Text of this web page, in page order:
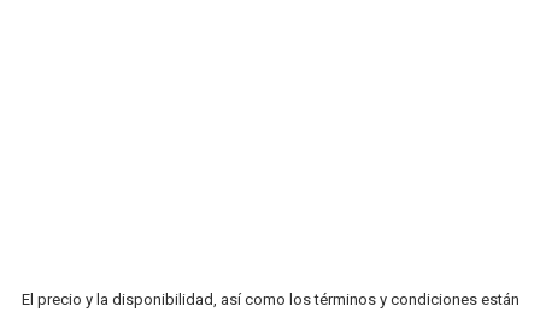
El precio y la disponibilidad, así como los términos y condiciones están